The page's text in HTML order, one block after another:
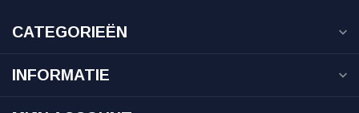
CATEGORIEËN
INFORMATIE